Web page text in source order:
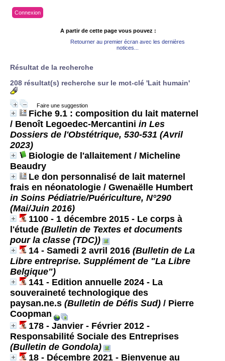
Connexion
A partir de cette page vous pouvez :
Retourner au premier écran avec les dernières
notices...
Résultat de la recherche
208 résultat(s) recherche sur le mot-clé 'Lait humain'
Faire une suggestion
Fiche 9.1 : composition du lait maternel
/ Benoît Legoedec-Mercantini in Les
Dossiers de l'Obstétrique, 530-531 (Avril
2023)
Biologie de l'allaitement / Micheline
Beaudry
Le don personnalisé de lait maternel
frais en néonatologie / Gwenaëlle Humbert
in Soins Pédiatrie/Puériculture, N°290
(Mai/Juin 2016)
1100 - 1 décembre 2015 - Le corps à
l'étude (Bulletin de Textes et documents
pour la classe (TDC))
14 - Samedi 2 avril 2016 (Bulletin de La
Libre entreprise. Supplément de "La Libre
Belgique")
141 - Edition annuelle 2024 - La
souveraineté technologique des
paysan.ne.s (Bulletin de Défis Sud) / Pierre
Coopman
178 - Janvier - Février 2012 -
Responsabilité Sociale des Entreprises
(Bulletin de Gondola)
18 - Décembre 2021 - Bienvenue au